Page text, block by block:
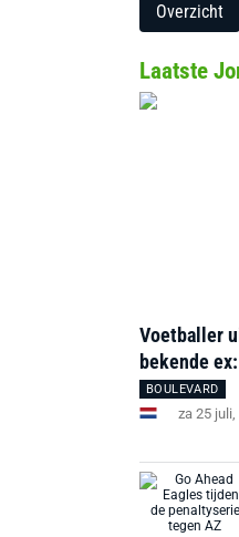
Overzicht
Laatste
Voetballer
bekende
BOULEVARD
za 25 juli,